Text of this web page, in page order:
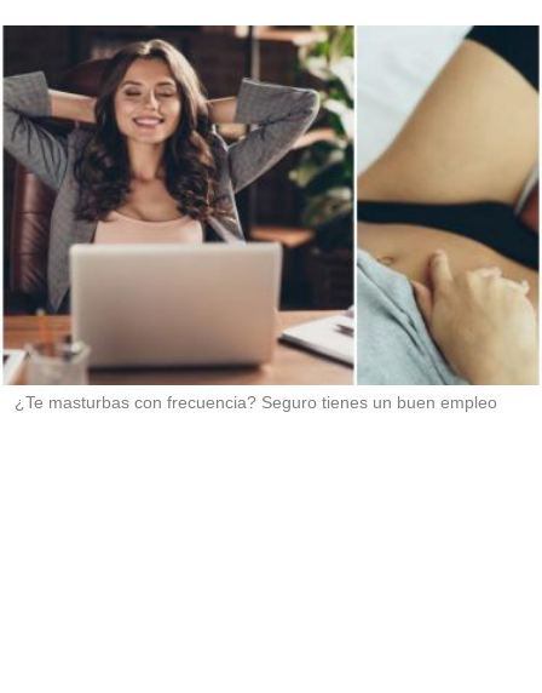
i
e
s
d
e
o
m
p
a
r
t
i
r
d
a
r
¿Te masturbas con frecuencia? Seguro tienes un buen empleo